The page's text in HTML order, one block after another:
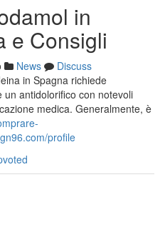
in
e Consigli
News
Discuss
in Spagna richiede
antidolorifico con notevoli
medica. Generalmente, è
profile